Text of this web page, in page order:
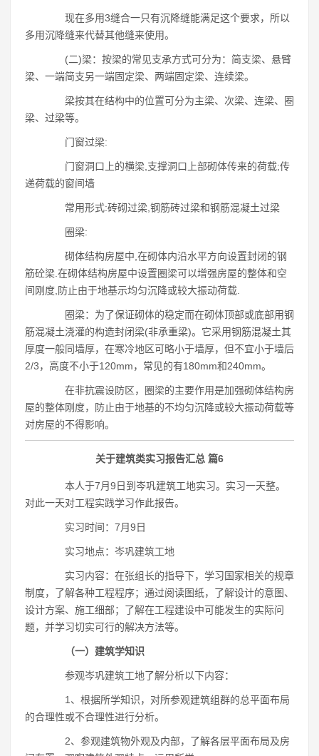
现在多用3缝合一只有沉降缝能满足这个要求，所以
多用沉降缝来代替其他缝来使用。
(二)梁：按梁的常见支承方式可分为：简支梁、悬臂
梁、一端简支另一端固定梁、两端固定梁、连续梁。
梁按其在结构中的位置可分为主梁、次梁、连梁、圈
梁、过梁等。
门窗过梁:
门窗洞口上的横梁,支撑洞口上部砌体传来的荷载;传
递荷载的窗间墙
常用形式:砖砌过梁,钢筋砖过梁和钢筋混凝土过梁
圈梁:
砌体结构房屋中,在砌体内沿水平方向设置封闭的钢
筋砼梁.在砌体结构房屋中设置圈梁可以增强房屋的整体和空
间刚度,防止由于地基示均匀沉降或较大振动荷载.
圈梁：为了保证砌体的稳定而在砌体顶部或底部用钢
筋混凝土浇灌的构造封闭梁(非承重梁)。它采用钢筋混凝土其
厚度一般同墙厚，在寒冷地区可略小于墙厚，但不宜小于墙后
2/3，高度不小于120mm，常见的有180mm和240mm。
在非抗震设防区，圈梁的主要作用是加强砌体结构房
屋的整体刚度，防止由于地基的不均匀沉降或较大振动荷载等
对房屋的不得影响。
关于建筑类实习报告汇总 篇6
本人于7月9日到岑巩建筑工地实习。实习一天整。
对此一天对工程实践学习作此报告。
实习时间：7月9日
实习地点：岑巩建筑工地
实习内容：在张组长的指导下，学习国家相关的规章
制度，了解各种工程程序；通过阅读图纸，了解设计的意图、
设计方案、施工细部；了解在工程建设中可能发生的实际问
题，并学习切实可行的解决方法等。
（一）建筑学知识
参观岑巩建筑工地了解分析以下内容：
1、根据所学知识，对所参观建筑组群的总平面布局
的合理性或不合理性进行分析。
2、参观建筑物外观及内部，了解各层平面布局及房